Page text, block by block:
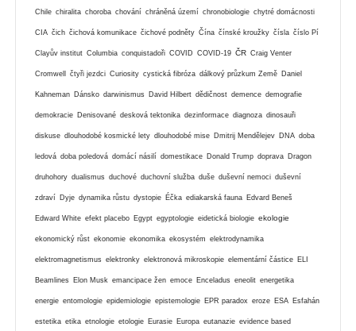
Chile chiralita choroba chování chráněná území chronobiologie chytré domácnosti
CIA čich čichová komunikace čichové podněty Čína čínské kroužky čísla číslo Pí
Clayův institut Columbia conquistadoři COVID COVID-19 ČR Craig Venter
Cromwell čtyři jezdci Curiosity cystická fibróza dálkový průzkum Země Daniel
Kahneman Dánsko darwinismus David Hilbert dědičnost demence demografie
demokracie Denisované desková tektonika dezinformace diagnoza dinosauři
diskuse dlouhodobé kosmické lety dlouhodobé mise Dmitrij Mendělejev DNA doba
ledová doba poledová domácí násilí domestikace Donald Trump doprava Dragon
druhohory dualismus duchové duchovní služba duše duševní nemoci duševní
zdraví Dyje dynamika růstu dystopie Éčka ediakarská fauna Edvard Beneš
Edward White efekt placebo Egypt egyptologie eidetická biologie ekologie
ekonomický růst ekonomie ekonomika ekosystém elektrodynamika
elektromagnetismus elektronky elektronová mikroskopie elementární částice ELI
Beamlines Elon Musk emancipace žen emoce Enceladus eneolit energetika
energie entomologie epidemiologie epistemologie EPR paradox eroze ESA Esfahán
estetika etika etnologie etologie Eurasie Europa eutanazie evidence based